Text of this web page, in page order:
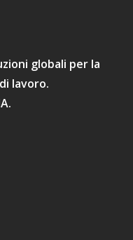
globali per la
lavoro.